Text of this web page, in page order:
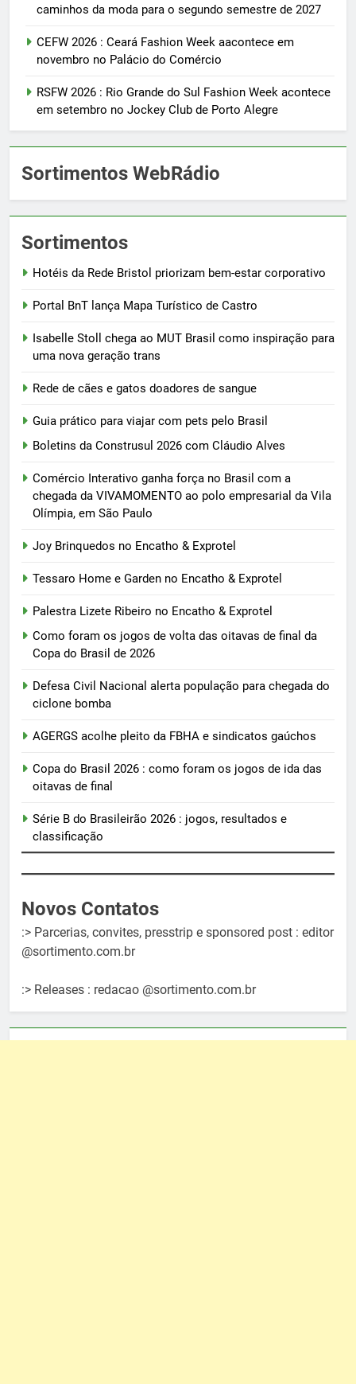
caminhos da moda para o segundo semestre de 2027
CEFW 2026 : Ceará Fashion Week aacontece em
novembro no Palácio do Comércio
RSFW 2026 : Rio Grande do Sul Fashion Week acontece
em setembro no Jockey Club de Porto Alegre
Sortimentos WebRádio
Sortimentos
Hotéis da Rede Bristol priorizam bem-estar corporativo
Portal BnT lança Mapa Turístico de Castro
Isabelle Stoll chega ao MUT Brasil como inspiração para
uma nova geração trans
Rede de cães e gatos doadores de sangue
Guia prático para viajar com pets pelo Brasil
Boletins da Construsul 2026 com Cláudio Alves
Comércio Interativo ganha força no Brasil com a
chegada da VIVAMOMENTO ao polo empresarial da Vila
Olímpia, em São Paulo
Joy Brinquedos no Encatho & Exprotel
Tessaro Home e Garden no Encatho & Exprotel
Palestra Lizete Ribeiro no Encatho & Exprotel
Como foram os jogos de volta das oitavas de final da
Copa do Brasil de 2026
Defesa Civil Nacional alerta população para chegada do
ciclone bomba
AGERGS acolhe pleito da FBHA e sindicatos gaúchos
Copa do Brasil 2026 : como foram os jogos de ida das
oitavas de final
Série B do Brasileirão 2026 : jogos, resultados e
classificação
Novos Contatos
:> Parcerias, convites, presstrip e sponsored post : editor
@sortimento.com.br
:> Releases : redacao @sortimento.com.br